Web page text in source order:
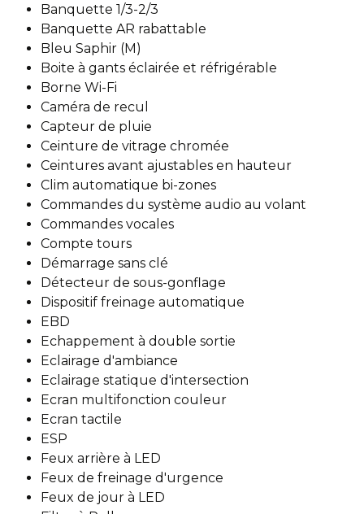
Banquette 1/3-2/3
Banquette AR rabattable
Bleu Saphir (M)
Boite à gants éclairée et réfrigérable
Borne Wi-Fi
Caméra de recul
Capteur de pluie
Ceinture de vitrage chromée
Ceintures avant ajustables en hauteur
Clim automatique bi-zones
Commandes du système audio au volant
Commandes vocales
Compte tours
Démarrage sans clé
Détecteur de sous-gonflage
Dispositif freinage automatique
EBD
Echappement à double sortie
Eclairage d'ambiance
Eclairage statique d'intersection
Ecran multifonction couleur
Ecran tactile
ESP
Feux arrière à LED
Feux de freinage d'urgence
Feux de jour à LED